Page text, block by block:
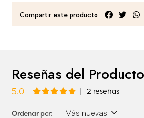
Compartir este producto
Reseñas del Producto
5.0 2 reseñas
Ordenar por: Más nuevas